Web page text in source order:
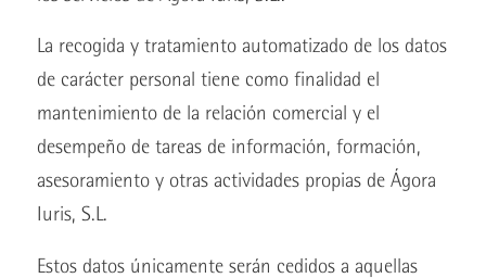
La recogida y tratamiento automatizado de los datos
de carácter personal tiene como finalidad el
mantenimiento de la relación comercial y el
desempeño de tareas de información, formación,
asesoramiento y otras actividades propias de Ágora
Iuris, S.L.
Estos datos únicamente serán cedidos a aquellas